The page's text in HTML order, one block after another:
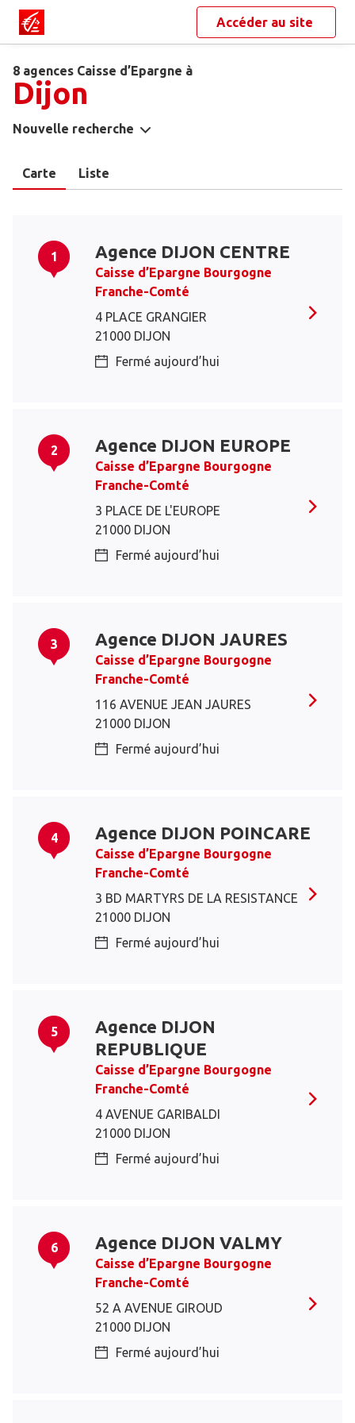
Accéder au site
8 agences Caisse d’Epargne à
Dijon
Nouvelle recherche
Carte Liste
1 Agence DIJON CENTRE
Caisse d’Epargne Bourgogne
Franche-Comté
4 PLACE GRANGIER
21000 DIJON
Fermé aujourd’hui
2 Agence DIJON EUROPE
Caisse d’Epargne Bourgogne
Franche-Comté
3 PLACE DE L'EUROPE
21000 DIJON
Fermé aujourd’hui
3 Agence DIJON JAURES
Caisse d’Epargne Bourgogne
Franche-Comté
116 AVENUE JEAN JAURES
21000 DIJON
Fermé aujourd’hui
4 Agence DIJON POINCARE
Caisse d’Epargne Bourgogne
Franche-Comté
3 BD MARTYRS DE LA RESISTANCE
21000 DIJON
Fermé aujourd’hui
5
Agence DIJON
REPUBLIQUE
Caisse d’Epargne Bourgogne
Franche-Comté
4 AVENUE GARIBALDI
21000 DIJON
Fermé aujourd’hui
6 Agence DIJON VALMY
Caisse d’Epargne Bourgogne
Franche-Comté
52 A AVENUE GIROUD
21000 DIJON
Fermé aujourd’hui